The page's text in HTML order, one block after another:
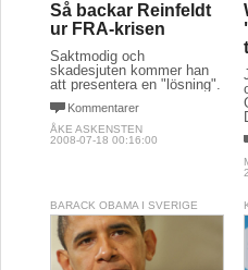
Så backar Reinfeldt
ur FRA-krisen
Saktmodig och
skadesjuten kommer han
att presentera en "lösning".
Kommentarer
ÅKE ASKENSTEN
2008-07-18 00:16:00
BARACK OBAMA I SVERIGE